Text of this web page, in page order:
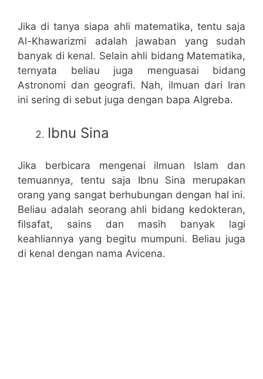
Jika di tanya siapa ahli matematika, tentu saja
Al-Khawarizmi adalah jawaban yang sudah
banyak di kenal. Selain ahli bidang Matematika,
ternyata beliau juga menguasai bidang
Astronomi dan geografi. Nah, ilmuan dari Iran
ini sering di sebut juga dengan bapa Algreba.
Ibnu Sina
Jika berbicara mengenai ilmuan Islam dan
temuannya, tentu saja Ibnu Sina merupakan
orang yang sangat berhubungan dengan hal ini.
Beliau adalah seorang ahli bidang kedokteran,
filsafat, sains dan masih banyak lagi
keahliannya yang begitu mumpuni. Beliau juga
di kenal dengan nama Avicena.